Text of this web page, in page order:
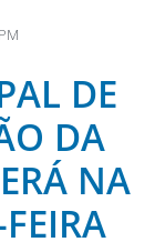
DE
DA
NA